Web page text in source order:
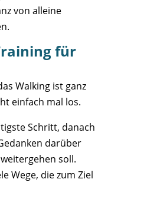
von alleine
für
Walking ist ganz
einfach mal los.
Schritt, danach
darüber
soll.
Wege, die zum Ziel